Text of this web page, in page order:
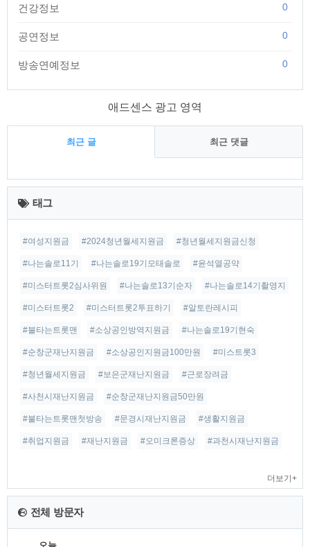
건강정보 0
공연정보 0
방송연예정보 0
애드센스 광고 영역
최근 글 최근 댓글
최
근
글
태그
#여성지원금 #2024청년월세지원금 #청년월세지원금신청
#나는솔로11기 #나는솔로19기모태솔로 #윤석열공약
#미스터트롯2심사위원 #나는솔로13기순자 #나는솔로14기촬영지
#미스터트롯2 #미스터트롯2투표하기 #알토란레시피
#불타는트롯맨 #소상공인방역지원금 #나는솔로19기현숙
#순창군재난지원금 #소상공인지원금100만원 #미스트롯3
#청년월세지원금 #보은군재난지원금 #근로장려금
#사천시재난지원금 #순창군재난지원금50만원
#불타는트롯맨첫방송 #문경시재난지원금 #생활지원금
#취업지원금 #재난지원금 #오미크론증상 #과천시재난지원금
더보기+
전체 방문자